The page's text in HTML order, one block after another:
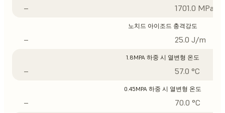
– 1701.0 MPa
노치드 아이조드 충격강도
– 25.0 J/m
1.8MPA 하중 시 열변형 온도
– 57.0 °C
0.45MPA 하중 시 열변형 온도
– 70.0 °C